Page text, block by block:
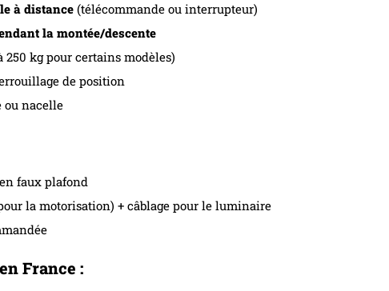
à distance (télécommande ou interrupteur)
la montée/descente
250 kg pour certains modèles)
de position
ou nacelle
faux plafond
la motorisation) + câblage pour le luminaire
France :